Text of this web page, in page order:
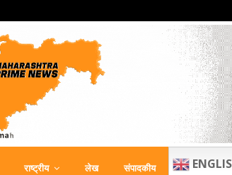
राष्ट्रीय लेख संपादकीय